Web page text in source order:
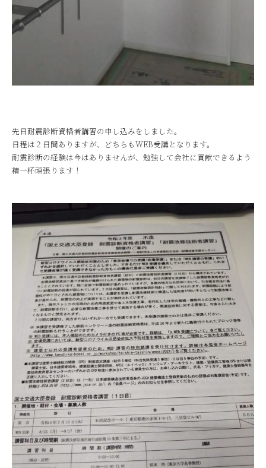
先日耐震診断資格者講習の申し込みをしました。
日程は２日間ありますが、どちらもWEB受講となります。
耐震診断の経験は今はありませんが、勉強して会社に貢献できるよう
精一杯頑張ります！